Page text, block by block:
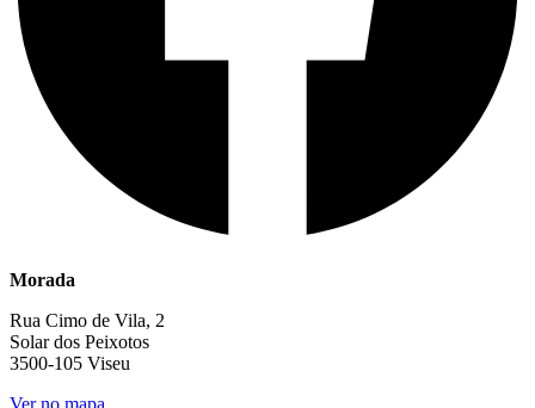
Morada
Rua Cimo de Vila, 2
Solar dos Peixotos
3500-105 Viseu
Ver no mapa